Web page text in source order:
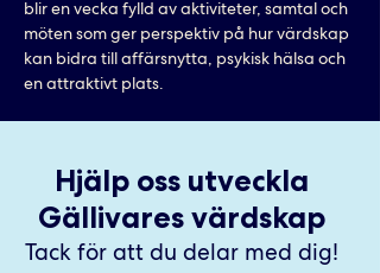
blir en vecka fylld av aktiviteter, samtal och
möten som ger perspektiv på hur värdskap
kan bidra till affärsnytta, psykisk hälsa och
en attraktivt plats.
Hjälp oss utveckla
Gällivares värdskap
Tack för att du delar med dig!